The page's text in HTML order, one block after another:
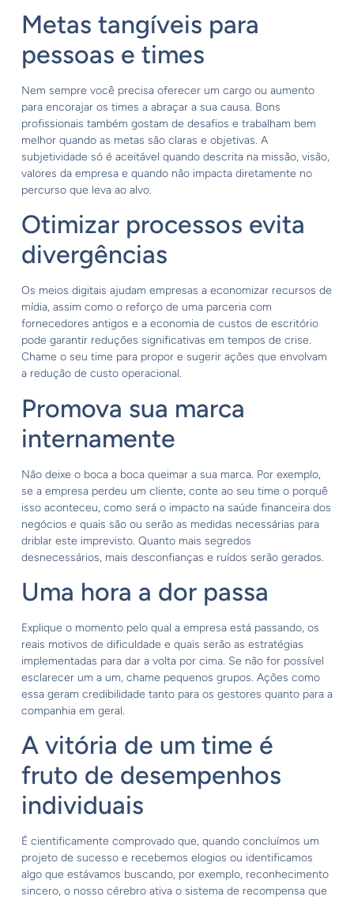
Metas tangíveis para
pessoas e times
Nem sempre você precisa oferecer um cargo ou aumento
para encorajar os times a abraçar a sua causa. Bons
profissionais também gostam de desafios e trabalham bem
melhor quando as metas são claras e objetivas. A
subjetividade só é aceitável quando descrita na missão, visão,
valores da empresa e quando não impacta diretamente no
percurso que leva ao alvo.
Otimizar processos evita
divergências
Os meios digitais ajudam empresas a economizar recursos de
mídia, assim como o reforço de uma parceria com
fornecedores antigos e a economia de custos de escritório
pode garantir reduções significativas em tempos de crise.
Chame o seu time para propor e sugerir ações que envolvam
a redução de custo operacional.
Promova sua marca
internamente
Não deixe o boca a boca queimar a sua marca. Por exemplo,
se a empresa perdeu um cliente, conte ao seu time o porquê
isso aconteceu, como será o impacto na saúde financeira dos
negócios e quais são ou serão as medidas necessárias para
driblar este imprevisto. Quanto mais segredos
desnecessários, mais desconfianças e ruídos serão gerados.
Uma hora a dor passa
Explique o momento pelo qual a empresa está passando, os
reais motivos de dificuldade e quais serão as estratégias
implementadas para dar a volta por cima. Se não for possível
esclarecer um a um, chame pequenos grupos. Ações como
essa geram credibilidade tanto para os gestores quanto para a
companhia em geral.
A vitória de um time é
fruto de desempenhos
individuais
É cientificamente comprovado que, quando concluímos um
projeto de sucesso e recebemos elogios ou identificamos
algo que estávamos buscando, por exemplo, reconhecimento
sincero, o nosso cérebro ativa o sistema de recompensa que